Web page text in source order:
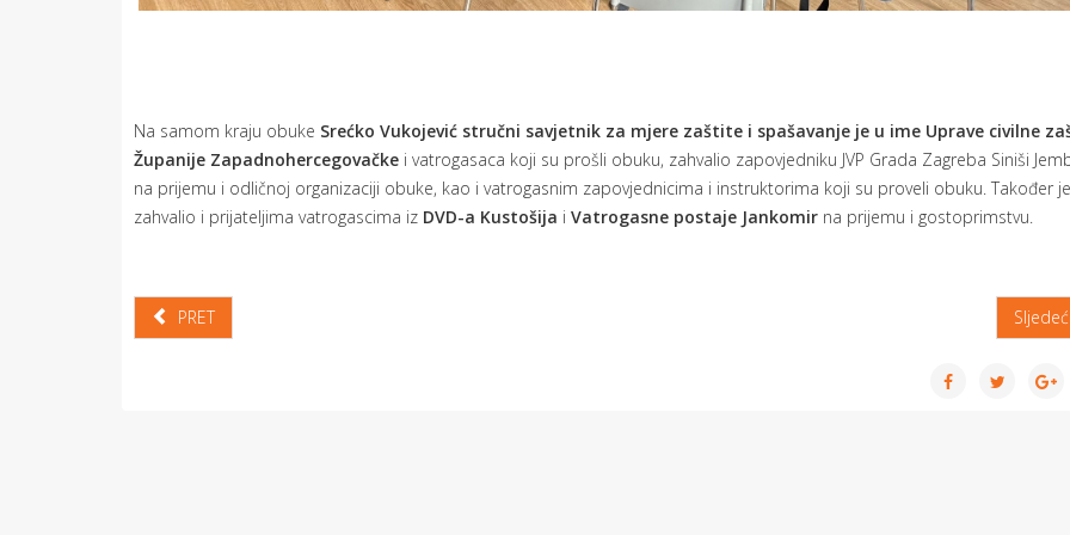
Na samom kraju obuke Srećko Vukojević stručni savjetnik za mjere zaštite i spašavanje je u ime Uprave civilne
Županije Zapadnohercegovačke i vatrogasaca koji su prošli obuku, zahvalio zapovjedniku JVP Grada Zagreba Siniši
na prijemu i odličnoj organizaciji obuke, kao i vatrogasnim zapovjednicima i instruktorima koji su proveli obuku. Također je
zahvalio i prijateljima vatrogascima iz DVD-a Kustošija i Vatrogasne postaje Jankomir na prijemu i gostoprimstvu.
PRET